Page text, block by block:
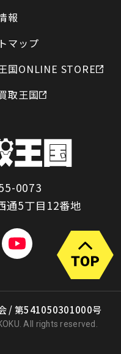
報
マップ
国ONLINE STORE
取王国
0073
通5丁目12番地
/ 第541050301000号
All rights reserved.